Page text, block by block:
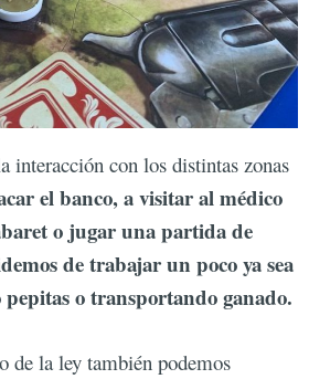
interacción con los distintas zonas
el banco, a visitar al médico
o jugar una partida de
de trabajar un poco ya sea
o transportando ganado.
de la ley también podemos